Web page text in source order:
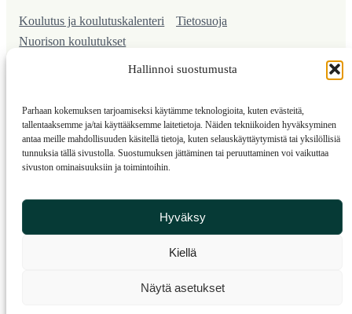
Hallinnoi suostumusta
Parhaan kokemuksen tarjoamiseksi käytämme teknologioita, kuten evästeitä,
tallentaaksemme ja/tai käyttääksemme laitetietoja. Näiden tekniikoiden hyväksyminen
antaa meille mahdollisuuden käsitellä tietoja, kuten selauskäyttäytymistä tai yksilöllisiä
tunnuksia tällä sivustolla. Suostumuksen jättäminen tai peruuttaminen voi vaikuttaa
sivuston ominaisuuksiin ja toimintoihin.
Hyväksy
Kiellä
Näytä asetukset
Koulutus ja koulutus­kalenteri
Nuorison koulutukset
Ratamestari
Tietosuoja
© 2025 ·
Suomen Suunnistusliitto
· Valimotie 10, 00380 Helsinki, Finland
info(a)suunnistusliitto.fi,Rastilipun asiat: rastilippu(a)suunnistusliitto.fi
Kilpailut ja kuntorastit – Rastilippu:::Rastilipun ohjeet